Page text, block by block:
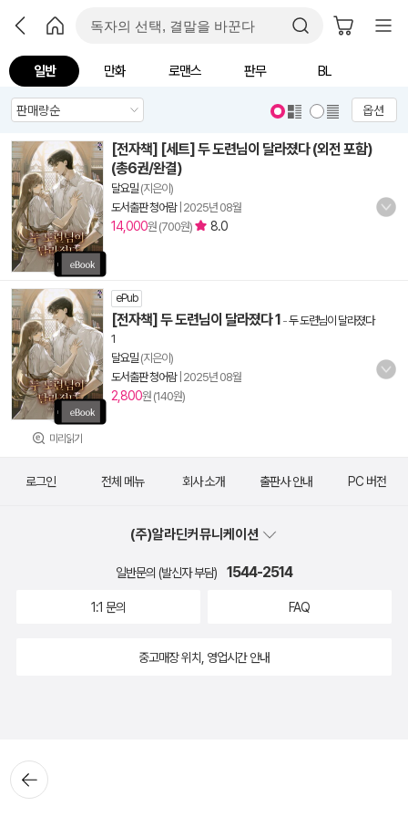
일반 만화 로맨스 판무 BL
옵션
[전자책] [세트] 두 도련님이 달라졌다 (외전 포함)
(총6권/완결)
달요밀 (지은이)
도서출판 청어람| 2025년 08월
14,000원 (700원) 8.0
미리읽기
ePub
[전자책] 두 도련님이 달라졌다 1 -두 도련님이 달라졌다
1
달요밀 (지은이)
도서출판 청어람| 2025년 08월
2,800원 (140원)
뒤로가
기
로그인 전체 메뉴 회사 소개 출판사 안내 PC 버전
(주)알라딘커뮤니케이션
일반문의 (발신자 부담) 1544-2514
1:1 문의 FAQ
중고매장 위치, 영업시간 안내